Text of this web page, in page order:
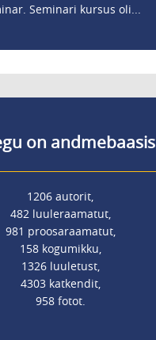
Seminari kursus oli...
on andmebaasis
1206 autorit,
482 luuleraamatut,
981 proosaraamatut,
158 kogumikku,
1326 luuletust,
4303 katkendit,
958 fotot.